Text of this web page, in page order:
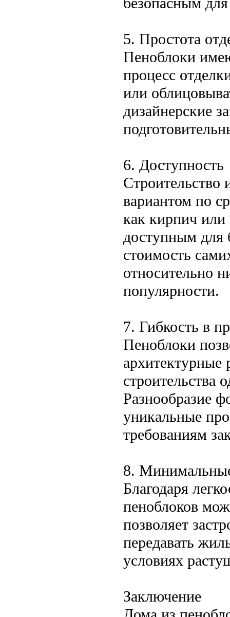
5. Простота
Пеноблоки
процесс
или
дизайнерские
6. Доступность
Строительство
вариантом по
как кирпич или
доступным для
стоимость
относительно
популярности.
7. Гибкость в
Пеноблоки
строительства
Разнообразие
уникальные
требованиям
8.
Благодаря
пеноблоков
позволяет
передавать
условиях
Заключение